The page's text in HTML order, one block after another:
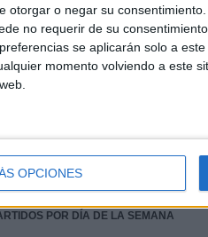
otorgar o negar su consentimiento.
no requerir de su
se aplicarán solo a
momento volviendo a este
OPCIONES
RANKING POR
POR DÍA DE LA SEMANA